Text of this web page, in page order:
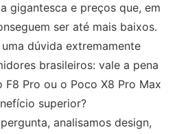
gigantesca e preços que, em
ser até mais baixos.
dúvida extremamente
brasileiros: vale a pena
F8 Pro ou o Poco X8 Pro Max
superior?
analisamos design,